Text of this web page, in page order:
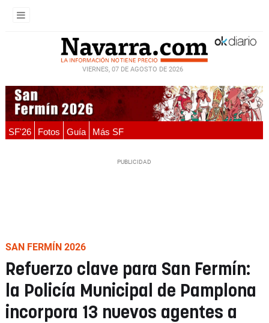
VIERNES, 07 DE AGOSTO DE 2026
SF'26 Fotos Guía Más SF
SAN FERMÍN 2026
Refuerzo clave para San Fermín:
la Policía Municipal de Pamplona
incorpora 13 nuevos agentes a